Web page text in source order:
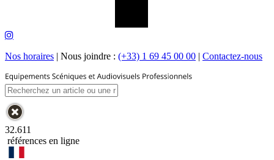
Nos horaires | Nous joindre : (+33) 1 69 45 00 00 | Contactez-nous
32.611
références en ligne